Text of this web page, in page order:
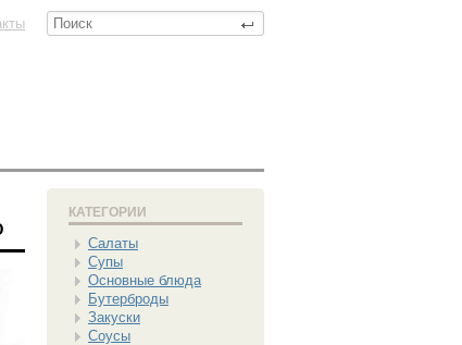
КАТЕГОРИИ
Салаты
Супы
Основные блюда
Бутерброды
Закуски
Соусы